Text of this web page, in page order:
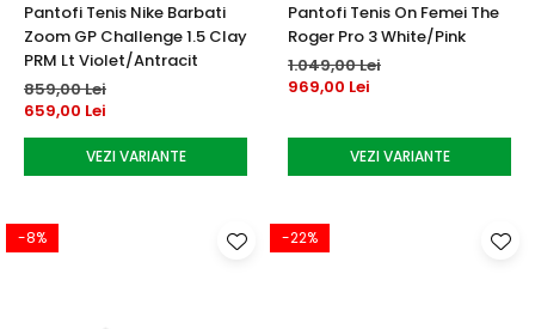
Pantofi Tenis Nike Barbati
Zoom GP Challenge 1.5 Clay
PRM Lt Violet/Antracit
859,00 Lei
659,00 Lei
VEZI VARIANTE
Pantofi Tenis On Femei The
Roger Pro 3 White/Pink
1.049,00 Lei
969,00 Lei
VEZI VARIANTE
-8% -22%